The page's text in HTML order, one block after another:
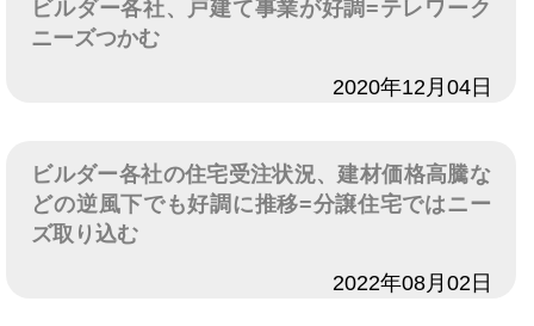
ビルダー各社、戸建て事業が好調=テレワーク
ニーズつかむ
2020年12月04日
ビルダー各社の住宅受注状況、建材価格高騰な
どの逆風下でも好調に推移=分譲住宅ではニー
ズ取り込む
2022年08月02日